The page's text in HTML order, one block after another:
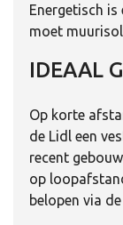
Energetisch is
moet
IDEAAL
Op korte
de Lidl een
recent
op
belopen via